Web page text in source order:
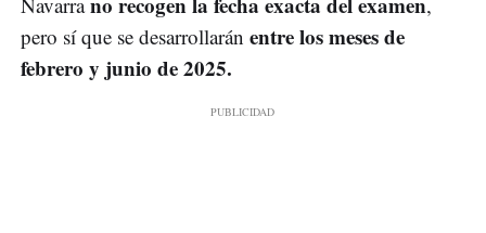
pero sí que se desarrollarán entre los meses de
febrero y junio de 2025.